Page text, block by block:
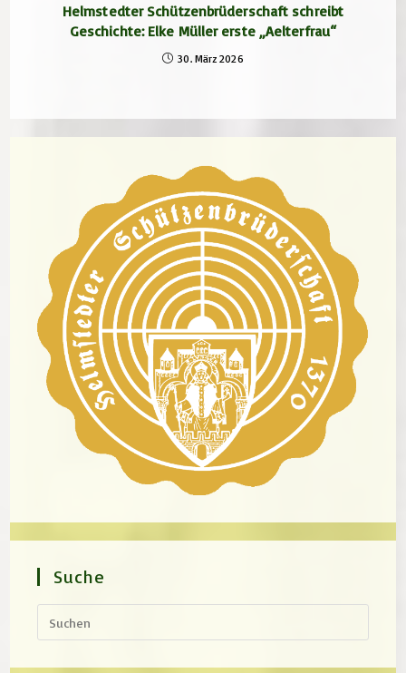
Helmstedter Schützenbrüderschaft schreibt
Geschichte: Elke Müller erste „Aelterfrau“
30. März 2026
Suche
close